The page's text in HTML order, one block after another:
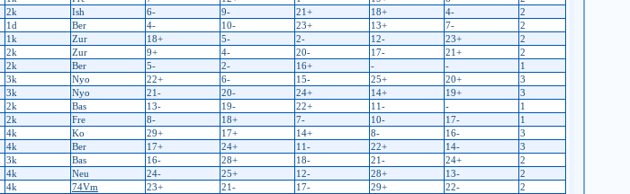
2k Ish 6- 9- 21+ 18+ 4-
2
1d Ber 4- 10- 23+ 13+ 7-
2
1k Zur 18+ 5- 2- 12- 23+
2
2k Zur 9+ 4- 20- 17- 21+
2
2k Ber 5- 2- 16+ - -
1
3k Nyo 22+ 6- 15- 25+ 20+
3
3k Nyo 21- 20- 24+ 14+ 19+
3
2k Bas 13- 19- 22+ 11- -
1
2k Fre 8- 18+ 7- 10- 17-
1
4k Ko 29+ 17+ 14+ 8- 16-
3
4k Ber 17+ 24+ 11- 22+ 14-
3
3k Bas 16- 28+ 18- 21- 24+
2
4k Neu 24- 25+ 12- 28+ 13-
2
4k 74Vm 23+ 21- 17- 29+ 22-
2